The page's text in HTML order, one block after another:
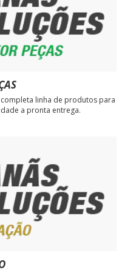
linha de produtos para
a pronta entrega.